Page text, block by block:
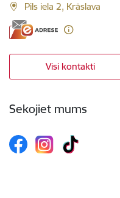
Pils iela 2, Krāslava
Visi kontakti
Sekojiet mums